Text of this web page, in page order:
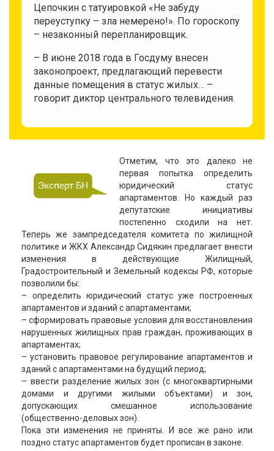
Цепочкин с татуировкой «Не забуду
переуступку – зла немерено!». По гороскопу
– незаконный перепланировщик.
– В июне 2018 года в Госдуму внесен
законопроект, предлагающий перевести
данные помещения в статус жилых… –
говорит диктор центрального телевидения.
Отметим, что это далеко не
первая попытка определить
юридический статус
апартаментов. Но каждый раз
депутатские инициативы
постепенно сходили на нет.
Теперь же зампредседателя комитета по жилищной
политике и ЖКХ Александр Сидякин предлагает внести
изменения в действующие Жилищный,
Градостроительный и Земельный кодексы РФ, которые
позволили бы:
– определить юридический статус уже построенных
апартаментов и зданий с апартаментами;
– сформировать правовые условия для восстановления
нарушенных жилищных прав граждан, проживающих в
апартаментах;
– установить правовое регулирование апартаментов и
зданий с апартаментами на будущий период;
– ввести разделение жилых зон (с многоквартирными
домами и другими жилыми объектами) и зон,
допускающих смешанное использование
(общественно-деловых зон).
Пока эти изменения не приняты. И все же рано или
поздно статус апартаментов будет прописан в законе.